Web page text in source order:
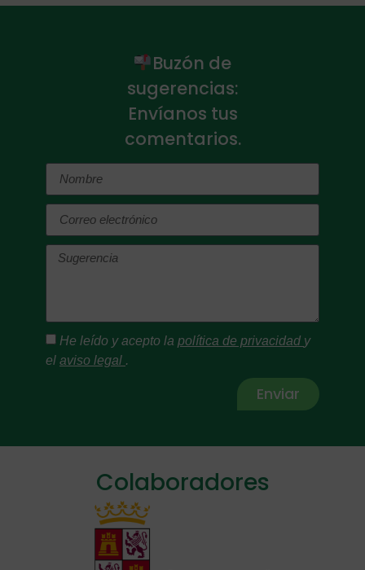
Buzón de
sugerencias:
Envíanos tus
comentarios.
He leído y acepto la política de privacidad y
el aviso legal .
Enviar
Colaboradores